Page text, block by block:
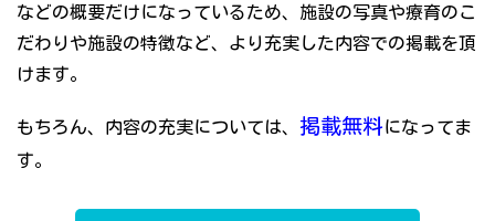
などの概要だけになっているため、施設の写真や療育のこ
だわりや施設の特徴など、より充実した内容での掲載を頂
けます。
もちろん、内容の充実については、 掲載無料になってま
す。